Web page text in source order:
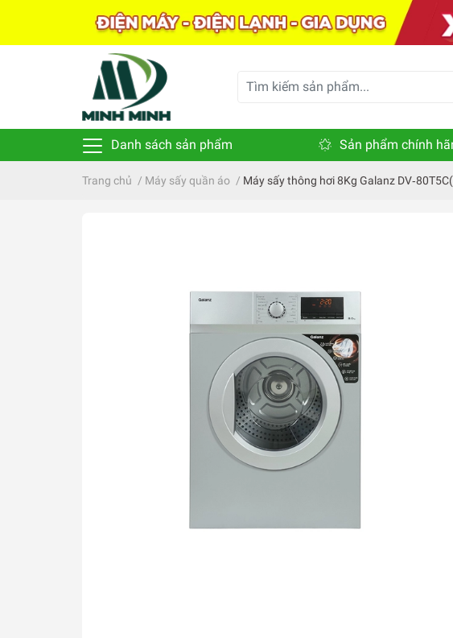
Danh sách sản phẩm Sản phẩm chính
Trang chủ / Máy sấy quần áo / Máy sấy thông hơi 8Kg Galanz